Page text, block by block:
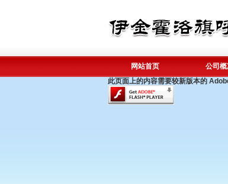
网站首页 公司
此页面上的内容需要较新版本的